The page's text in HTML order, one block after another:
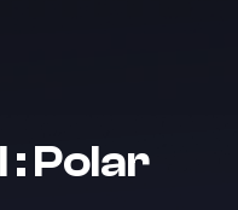
: Polar